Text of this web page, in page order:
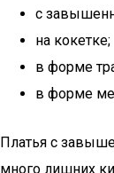
с
на кокетке;
в форме
в форме
Платья с
много лишних